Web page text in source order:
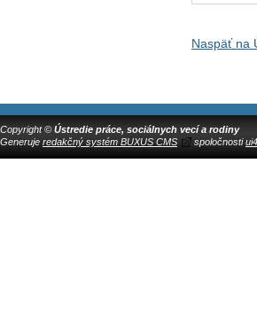
Naspäť na
Copyright © Ústredie práce, sociálnych vecí a rodiny
Generuje redakčný systém BUXUS CMS spoločnosti